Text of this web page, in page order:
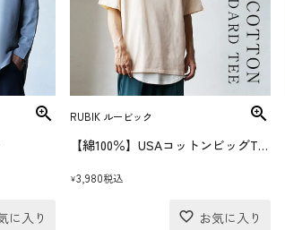
RUBIK ルービック
【綿100％】USAコットンビッグTシャツ(送料無料)
¥3,980税込